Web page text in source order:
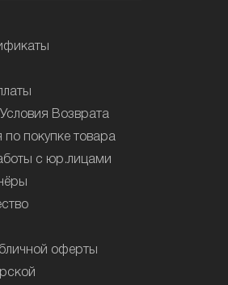
Условия Возврата
по покупке товара
с юр.лицами
оферты